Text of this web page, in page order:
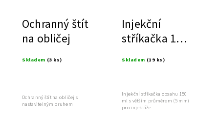
Ochranný štít
na obličej
Skladem (3 ks)
Ochranný štít na obličej s
nastavitelným pruhem
Injekční
stříkačka 150
ml, velká,
Skladem (19 ks)
Injekční stříkačka obsahu 150
ml s větším průměrem (5 mm)
pro injektáže.